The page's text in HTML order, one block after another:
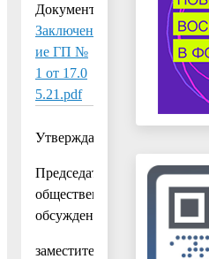
Документ:
Заключен
ие ГП №
1 от 17.0
5.21.pdf
Утверждаю
Председатель
общественных
обсуждений
заместитель